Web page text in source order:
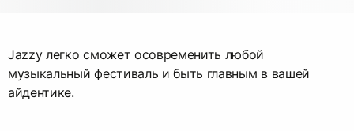
Jazzy легко сможет осовременить любой
музыкальный фестиваль и быть главным в вашей
айдентике.